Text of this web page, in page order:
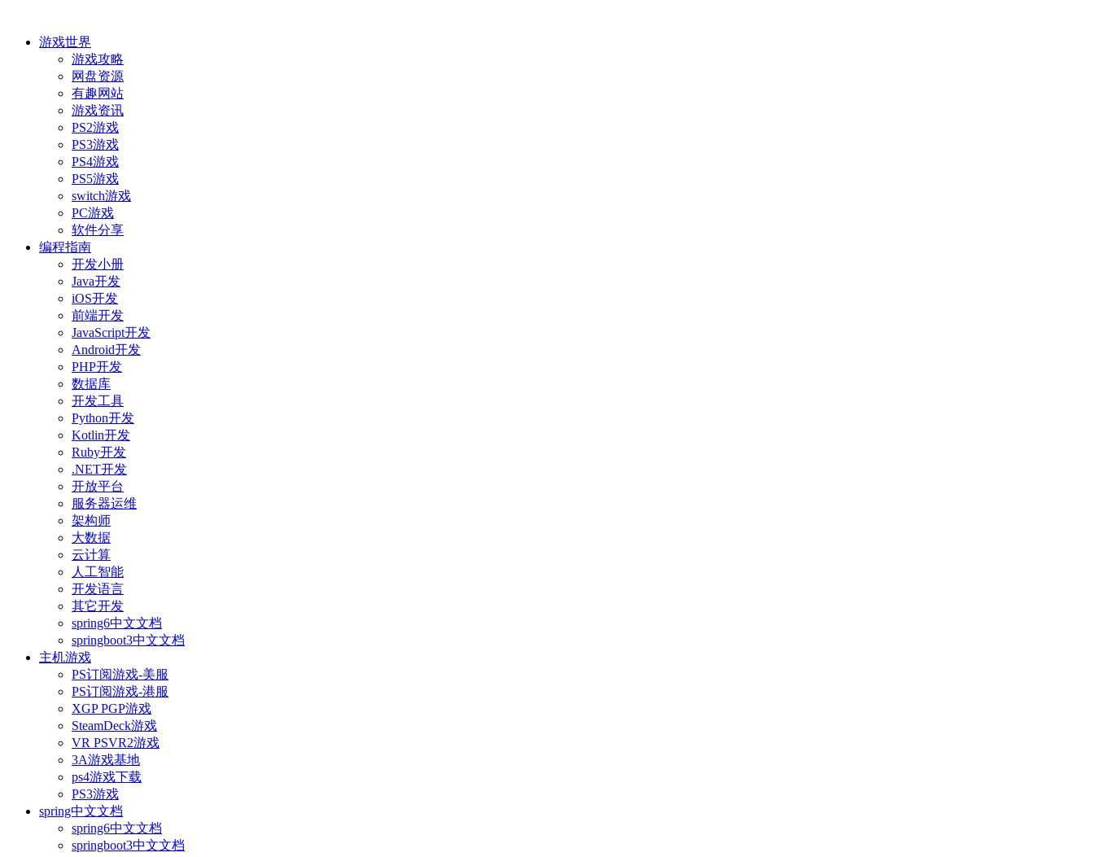
游戏世界
游戏攻略
网盘资源
有趣网站
游戏资讯
PS2游戏
PS3游戏
PS4游戏
PS5游戏
switch游戏
PC游戏
软件分享
编程指南
开发小册
Java开发
iOS开发
前端开发
JavaScript开发
Android开发
PHP开发
数据库
开发工具
Python开发
Kotlin开发
Ruby开发
.NET开发
开放平台
服务器运维
架构师
大数据
云计算
人工智能
开发语言
其它开发
spring6中文文档
springboot3中文文档
主机游戏
PS订阅游戏-美服
PS订阅游戏-港服
XGP PGP游戏
SteamDeck游戏
VR PSVR2游戏
3A游戏基地
ps4游戏下载
PS3游戏
spring中文文档
spring6中文文档
springboot3中文文档